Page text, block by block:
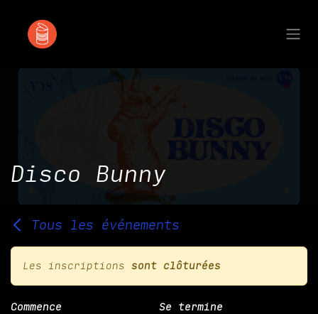
Disco Bunny
Tous les événements
Les inscriptions sont clôturées
Commence Se termine